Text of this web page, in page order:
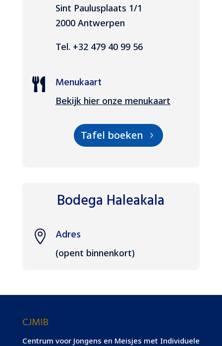
Sint Paulusplaats 1/1
2000 Antwerpen
Tel. +32 479 40 99 56
 Menukaart
Bekijk hier onze menukaart
Tafel boeken
Bodega Haleakala
 Adres
(opent binnenkort)
CJMIB
Centrum voor Jongens en Meisjes met Individuele